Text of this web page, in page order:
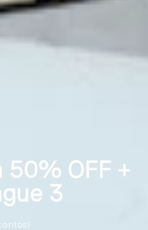
OFF +
3